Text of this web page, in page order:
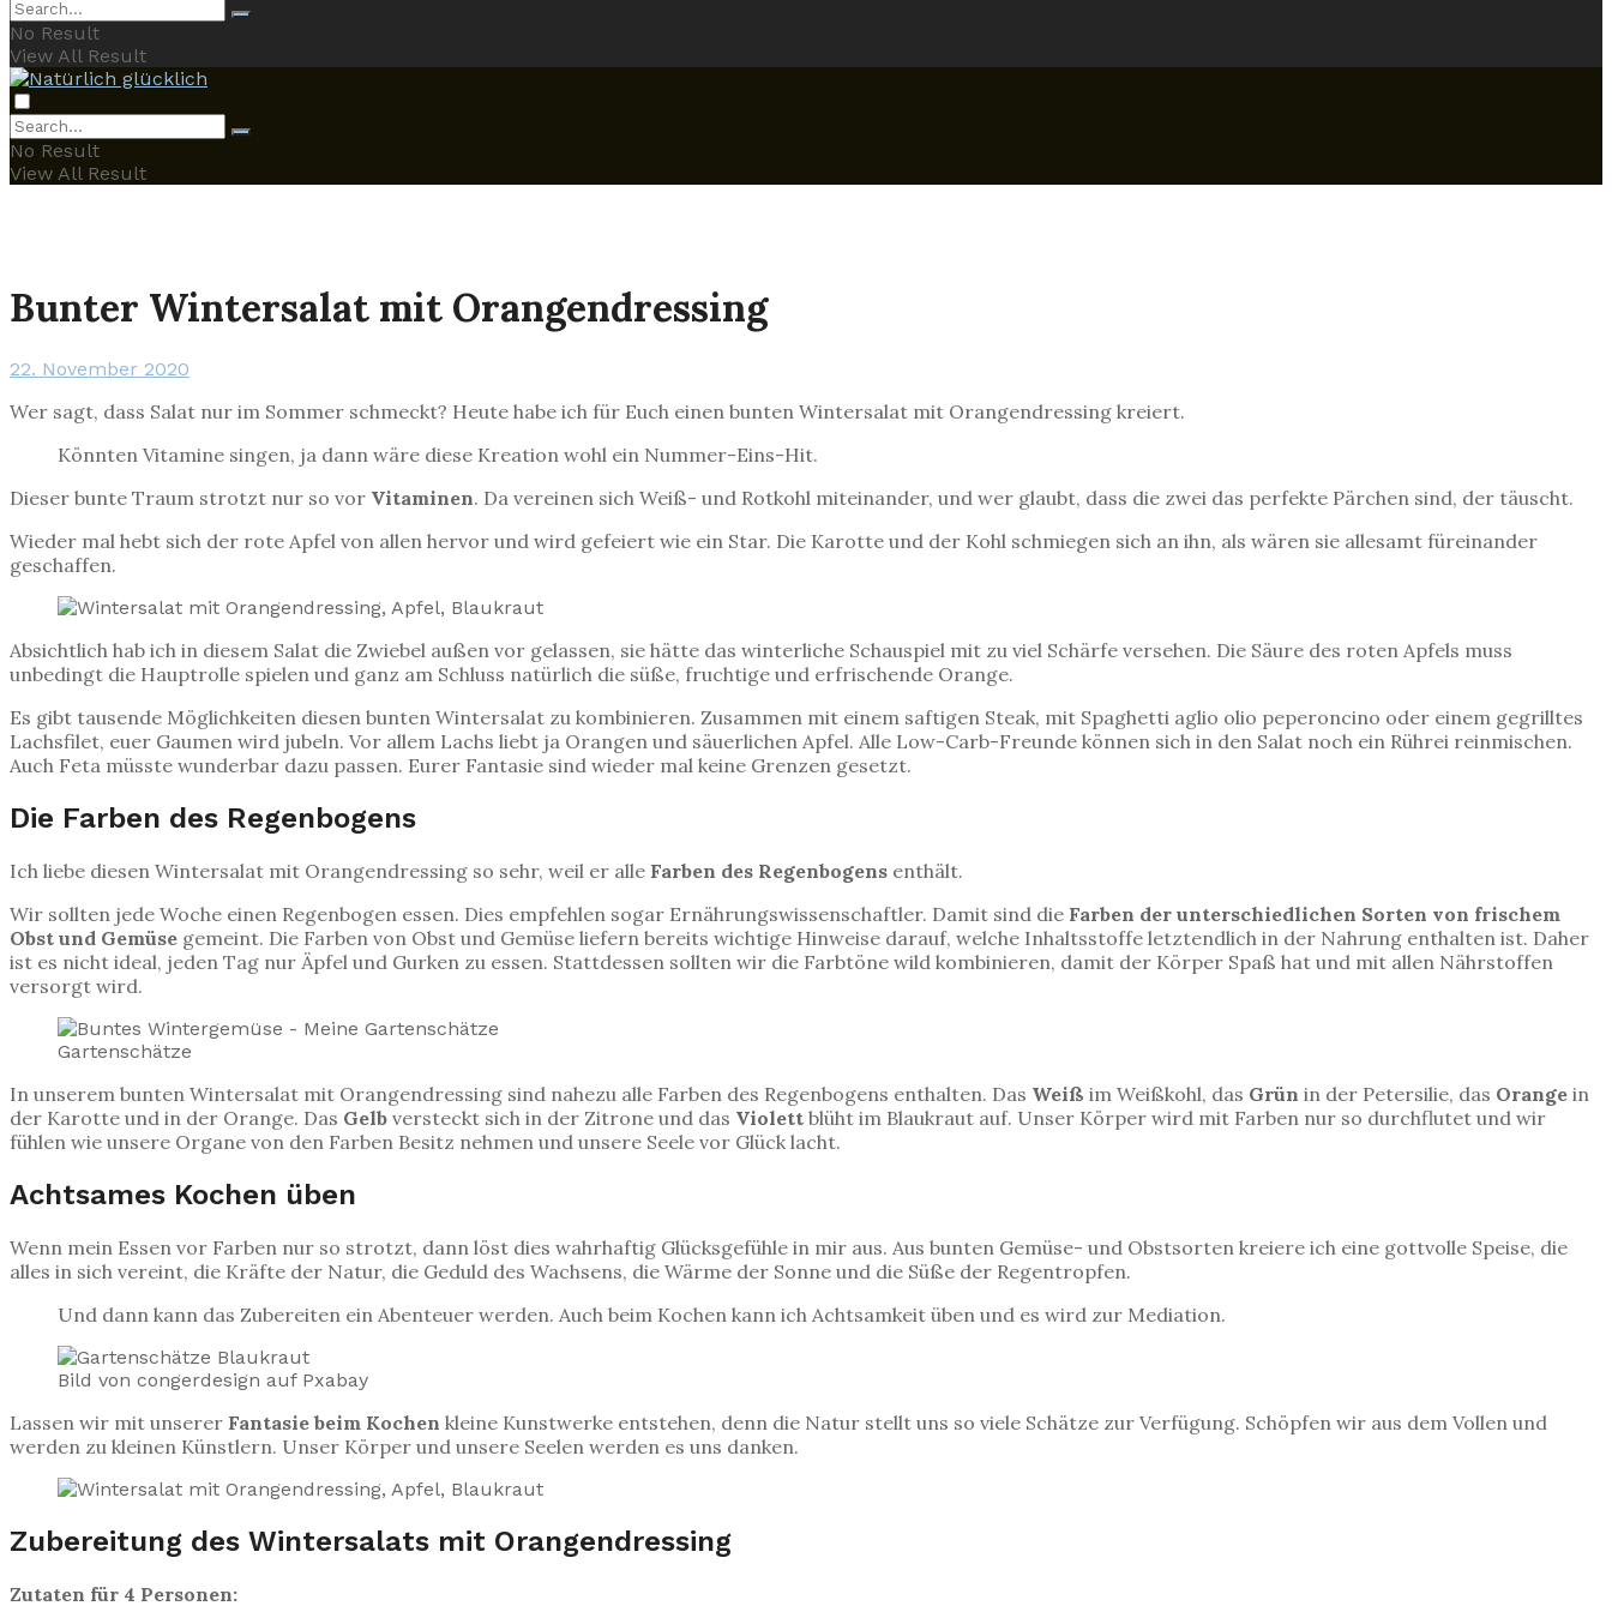
No Result
View All Result
No Result
View All Result
Bunter Wintersalat mit Orangendressing
22. November 2020
Wer sagt, dass Salat nur im Sommer schmeckt? Heute habe ich für Euch einen bunten Wintersalat mit Orangendressing kreiert.
Könnten Vitamine singen, ja dann wäre diese Kreation wohl ein Nummer-Eins-Hit.
Dieser bunte Traum strotzt nur so vor Vitaminen. Da vereinen sich Weiß- und Rotkohl miteinander, und wer glaubt, dass die zwei das perfekte Pärchen sind, der täuscht.
Wieder mal hebt sich der rote Apfel von allen hervor und wird gefeiert wie ein Star. Die Karotte und der Kohl schmiegen sich an ihn, als wären sie allesamt füreinander
geschaffen.
Absichtlich hab ich in diesem Salat die Zwiebel außen vor gelassen, sie hätte das winterliche Schauspiel mit zu viel Schärfe versehen. Die Säure des roten Apfels muss
unbedingt die Hauptrolle spielen und ganz am Schluss natürlich die süße, fruchtige und erfrischende Orange.
Es gibt tausende Möglichkeiten diesen bunten Wintersalat zu kombinieren. Zusammen mit einem saftigen Steak, mit Spaghetti aglio olio peperoncino oder einem gegrilltes
Lachsfilet, euer Gaumen wird jubeln. Vor allem Lachs liebt ja Orangen und säuerlichen Apfel. Alle Low-Carb-Freunde können sich in den Salat noch ein Rührei reinmischen.
Auch Feta müsste wunderbar dazu passen. Eurer Fantasie sind wieder mal keine Grenzen gesetzt.
Die Farben des Regenbogens
Ich liebe diesen Wintersalat mit Orangendressing so sehr, weil er alle Farben des Regenbogens enthält.
Wir sollten jede Woche einen Regenbogen essen. Dies empfehlen sogar Ernährungswissenschaftler. Damit sind die Farben der unterschiedlichen Sorten von frischem
Obst und Gemüse gemeint. Die Farben von Obst und Gemüse liefern bereits wichtige Hinweise darauf, welche Inhaltsstoffe letztendlich in der Nahrung enthalten ist. Daher
ist es nicht ideal, jeden Tag nur Äpfel und Gurken zu essen. Stattdessen sollten wir die Farbtöne wild kombinieren, damit der Körper Spaß hat und mit allen Nährstoffen
versorgt wird.
Gartenschätze
In unserem bunten Wintersalat mit Orangendressing sind nahezu alle Farben des Regenbogens enthalten. Das Weiß im Weißkohl, das Grün in der Petersilie, das Orange in
der Karotte und in der Orange. Das Gelb versteckt sich in der Zitrone und das Violett blüht im Blaukraut auf. Unser Körper wird mit Farben nur so durchflutet und wir
fühlen wie unsere Organe von den Farben Besitz nehmen und unsere Seele vor Glück lacht.
Achtsames Kochen üben
Wenn mein Essen vor Farben nur so strotzt, dann löst dies wahrhaftig Glücksgefühle in mir aus. Aus bunten Gemüse- und Obstsorten kreiere ich eine gottvolle Speise, die
alles in sich vereint, die Kräfte der Natur, die Geduld des Wachsens, die Wärme der Sonne und die Süße der Regentropfen.
Und dann kann das Zubereiten ein Abenteuer werden. Auch beim Kochen kann ich Achtsamkeit üben und es wird zur Mediation.
Bild von congerdesign auf Pxabay
Lassen wir mit unserer Fantasie beim Kochen kleine Kunstwerke entstehen, denn die Natur stellt uns so viele Schätze zur Verfügung. Schöpfen wir aus dem Vollen und
werden zu kleinen Künstlern. Unser Körper und unsere Seelen werden es uns danken.
Zubereitung des Wintersalats mit Orangendressing
Zutaten für 4 Personen: